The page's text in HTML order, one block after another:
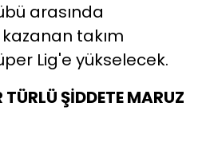
arasında
takım
Lig'e yükselecek.
TÜRLÜ ŞİDDETE MARUZ